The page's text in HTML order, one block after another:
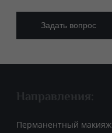
Направления:
Перманентный макияж